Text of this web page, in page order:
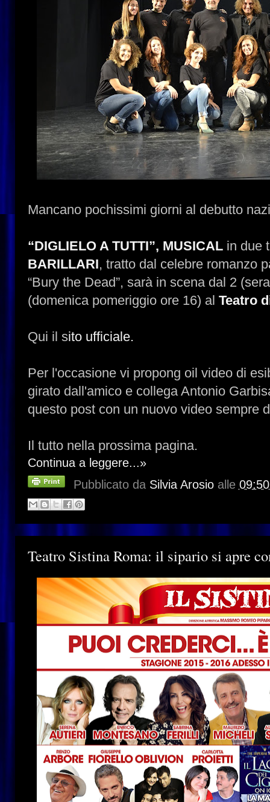
Mancano pochissimi giorni al debutto
“DIGLIELO A TUTTI”, MUSICAL in due
BARILLARI, tratto dal celebre romanzo
“Bury the Dead”, sarà in scena dal 2
(domenica pomeriggio ore 16) al Teatro
Qui il sito ufficiale.
Per l'occasione vi propong oil video di
girato dall'amico e collega Antonio
questo post con un nuovo video sempre
Il tutto nella prossima pagina.
Continua a leggere...»
Pubblicato da Silvia Arosio alle
Teatro Sistina Roma: il sipario si apre